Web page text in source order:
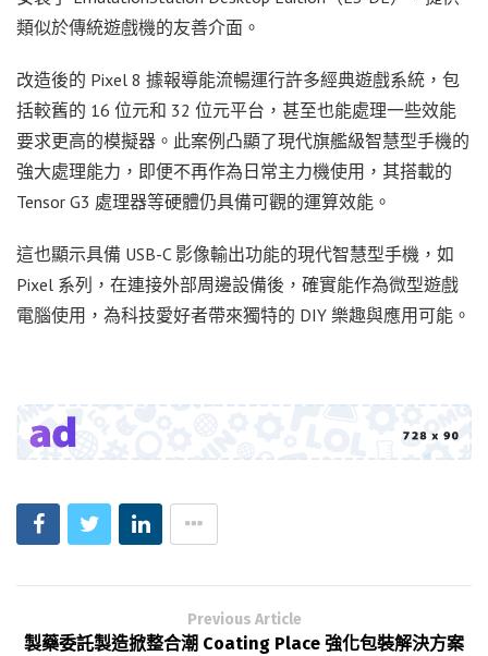
類似於傳統遊戲機的友善介面。
改造後的 Pixel 8 據報導能流暢運行許多經典遊戲系統，包
括較舊的 16 位元和 32 位元平台，甚至也能處理一些效能
要求更高的模擬器。此案例凸顯了現代旗艦級智慧型手機的
強大處理能力，即便不再作為日常主力機使用，其搭載的
Tensor G3 處理器等硬體仍具備可觀的運算效能。
這也顯示具備 USB-C 影像輸出功能的現代智慧型手機，如
Pixel 系列，在連接外部周邊設備後，確實能作為微型遊戲
電腦使用，為科技愛好者帶來獨特的 DIY 樂趣與應用可能。
Previous Article
製藥委託製造掀整合潮 Coating Place 強化包裝解決方案